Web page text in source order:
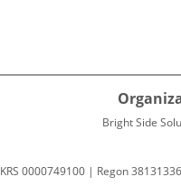
Bright Side
KRS 0000749100 | Regon